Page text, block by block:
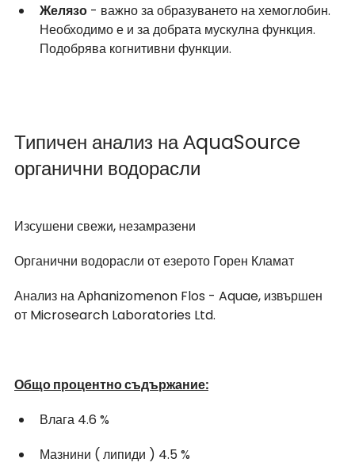
Желязо - важно за образуването на хемоглобин.
Необходимо е и за добрата мускулна функция.
Подобрява когнитивни функции.
Типичен анализ на АquaSource
органични водорасли
Изсушени свежи, незамразени
Органични водорасли от езерото Горен Кламат
Анализ на Арһanizomenon Flos - Aquae, извършен
от Microsearch Laboratories Ltd.
Общо процентно съдържание:
Влага 4.6 %
Мазнини ( липиди ) 4.5 %